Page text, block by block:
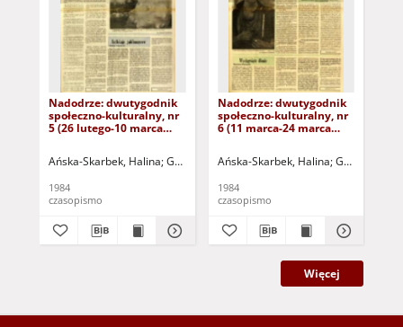
Nadodrze: dwutygodnik
społeczno-kulturalny, nr
5 (26 lutego-10 marca
Ańska-Skarbek, Halina Grabowska, Lucyna Grochomalski, Piotr
1984
czasopismo
Nadodrze: dwutygodnik
społeczno-kulturalny, nr
6 (11 marca-24 marca
Ańska-Skarbek, Halina Grabowska,
1984
czasopismo
Więcej